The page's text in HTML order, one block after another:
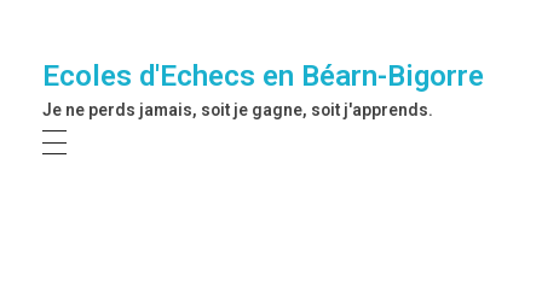
Ecoles d'Echecs en Béarn-Bigorre
Je ne perds jamais, soit je gagne, soit j'apprends.